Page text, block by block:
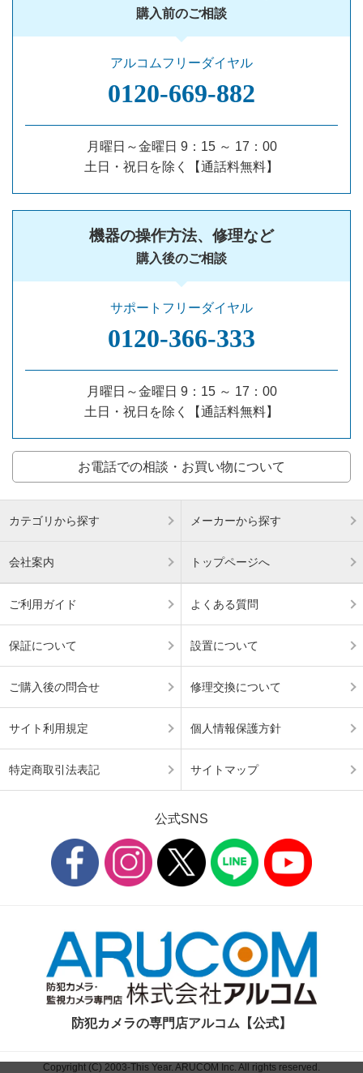
購入前のご相談
アルコムフリーダイヤル
0120‐669‐882
月曜日～金曜日 9：15 ～ 17：00
土日・祝日を除く【通話料無料】
機器の操作方法、修理など
購入後のご相談
サポートフリーダイヤル
0120‐366‐333
月曜日～金曜日 9：15 ～ 17：00
土日・祝日を除く【通話料無料】
お電話での相談・お買い物について
カテゴリから探す メーカーから探す
会社案内 トップページへ
ご利用ガイド よくある質問
保証について 設置について
ご購入後の問合せ 修理交換について
サイト利用規定 個人情報保護方針
特定商取引法表記 サイトマップ
公式SNS
防犯カメラの専門店アルコム【公式】
Copyright (C) 2003-This Year. ARUCOM Inc. All rights reserved.